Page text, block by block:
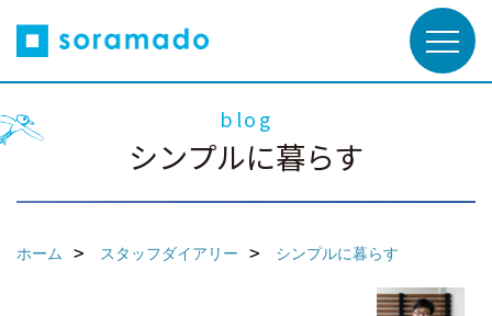
blog
シンプルに暮らす
ホーム スタッフダイアリー シンプルに暮らす